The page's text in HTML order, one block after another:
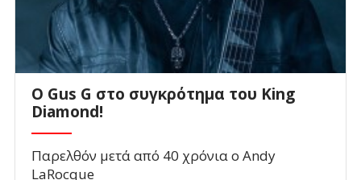
O Gus G στο συγκρότημα του King
Diamond!
Παρελθόν μετά από 40 χρόνια ο Andy
LaRocque